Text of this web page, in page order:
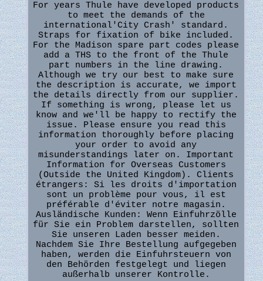
For years Thule have developed products
to meet the demands of the
international'City Crash' standard.
Straps for fixation of bike included.
For the Madison spare part codes please
add a THS to the front of the Thule
part numbers in the line drawing.
Although we try our best to make sure
the description is accurate, we import
the details directly from our supplier.
If something is wrong, please let us
know and we'll be happy to rectify the
issue. Please ensure you read this
information thoroughly before placing
your order to avoid any
misunderstandings later on. Important
Information for Overseas Customers
(Outside the United Kingdom). Clients
étrangers: Si les droits d'importation
sont un problème pour vous, il est
préférable d'éviter notre magasin.
Ausländische Kunden: Wenn Einfuhrzölle
für Sie ein Problem darstellen, sollten
Sie unseren Laden besser meiden.
Nachdem Sie Ihre Bestellung aufgegeben
haben, werden die Einfuhrsteuern von
den Behörden festgelegt und liegen
außerhalb unserer Kontrolle.